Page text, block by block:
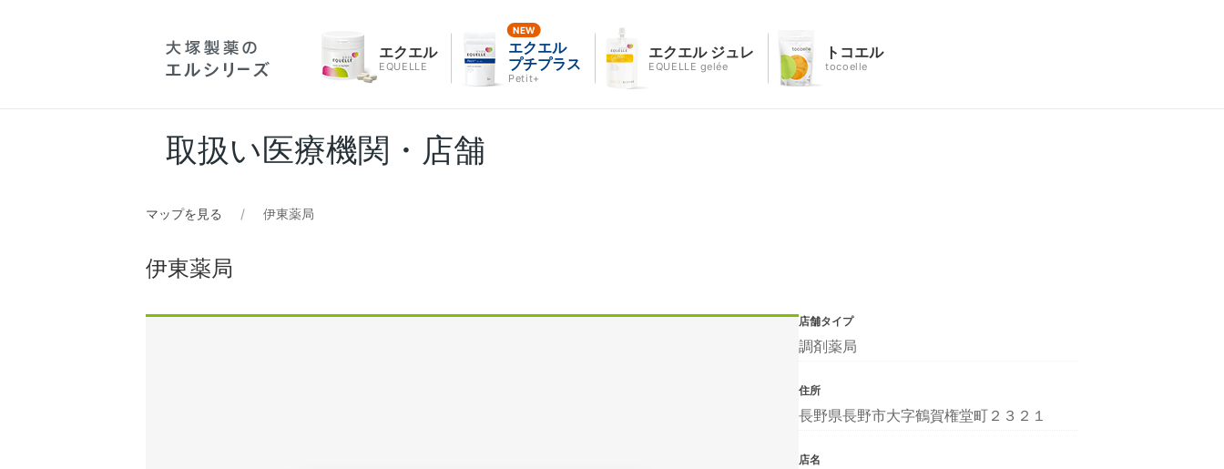
エクエル
EQUELLE
エクエル
プチプラス
Petit+
エクエル ジュレ
EQUELLE gelée
トコエル
tocoelle
取扱い医療機関・店舗
マップを見る 伊東薬局
伊東薬局
店舗タイプ
調剤薬局
住所
長野県長野市大字鶴賀権堂町２３２１
店名